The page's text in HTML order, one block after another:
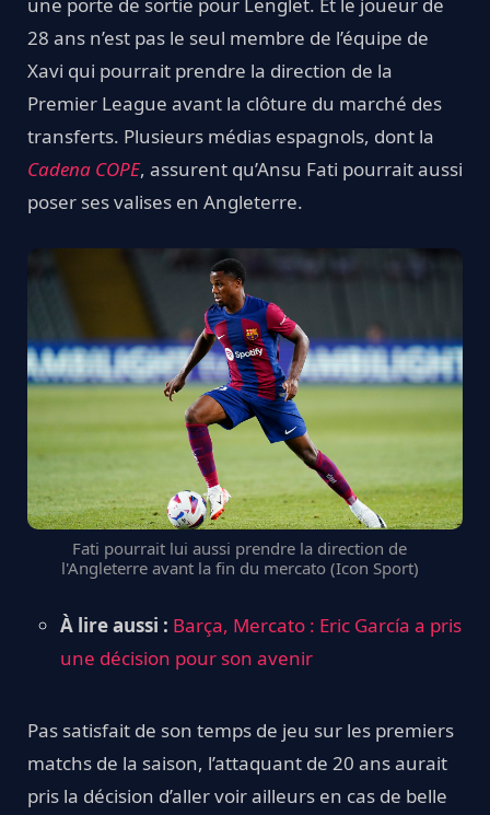
une porte de sortie pour Lenglet. Et le joueur de
28 ans n’est pas le seul membre de l’équipe de
Xavi qui pourrait prendre la direction de la
Premier League avant la clôture du marché des
transferts. Plusieurs médias espagnols, dont la
Cadena COPE, assurent qu’Ansu Fati pourrait aussi
poser ses valises en Angleterre.
Fati pourrait lui aussi prendre la direction de
l'Angleterre avant la fin du mercato (Icon Sport)
À lire aussi : Barça, Mercato : Eric García a pris
une décision pour son avenir
Pas satisfait de son temps de jeu sur les premiers
matchs de la saison, l’attaquant de 20 ans aurait
pris la décision d’aller voir ailleurs en cas de belle